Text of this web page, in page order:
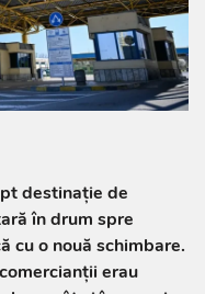
destinație de
în drum spre
cu o nouă schimbare.
erau